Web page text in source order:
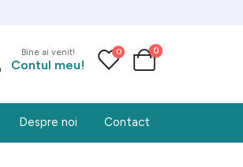
Bine ai venit!
Contul meu!
0 0
Despre noi Contact